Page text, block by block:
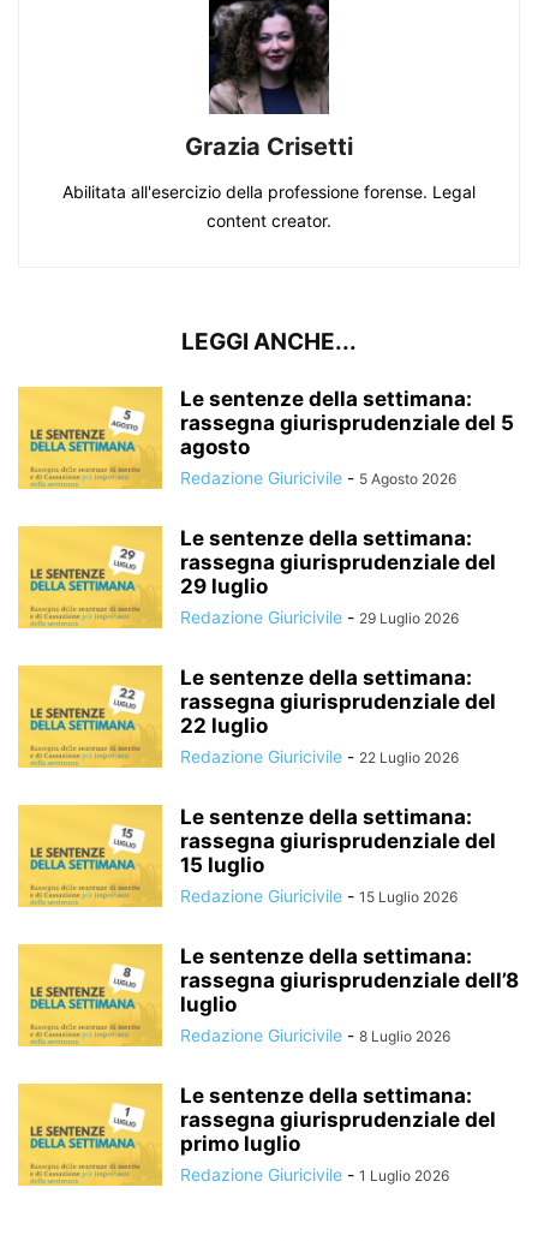
Grazia Crisetti
Abilitata all'esercizio della professione forense. Legal
content creator.
LEGGI ANCHE...
Le sentenze della settimana:
rassegna giurisprudenziale del 5
agosto
Redazione Giuricivile - 5 Agosto 2026
Le sentenze della settimana:
rassegna giurisprudenziale del
29 luglio
Redazione Giuricivile - 29 Luglio 2026
Le sentenze della settimana:
rassegna giurisprudenziale del
22 luglio
Redazione Giuricivile - 22 Luglio 2026
Le sentenze della settimana:
rassegna giurisprudenziale del
15 luglio
Redazione Giuricivile - 15 Luglio 2026
Le sentenze della settimana:
rassegna giurisprudenziale dell’8
luglio
Redazione Giuricivile - 8 Luglio 2026
Le sentenze della settimana:
rassegna giurisprudenziale del
primo luglio
Redazione Giuricivile - 1 Luglio 2026